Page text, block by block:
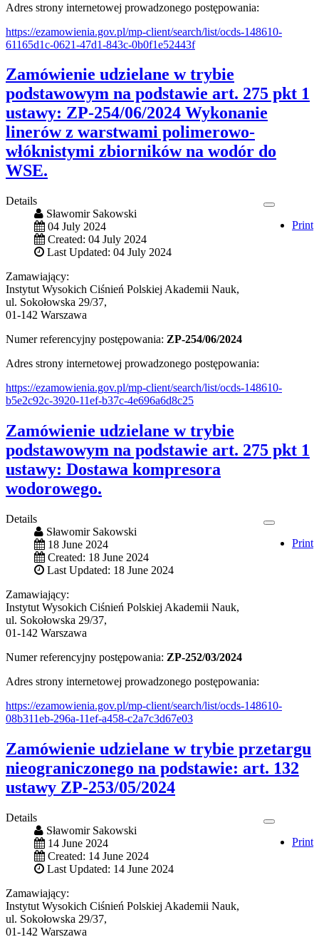
Adres strony internetowej prowadzonego postępowania:
https://ezamowienia.gov.pl/mp-client/search/list/ocds-148610-
61165d1c-0621-47d1-843c-0b0f1e52443f
Zamówienie udzielane w trybie
podstawowym na podstawie art. 275 pkt 1
ustawy: ZP-254/06/2024 Wykonanie
linerów z warstwami polimerowo-
włóknistymi zbiorników na wodór do
WSE.
Print
Details
Sławomir Sakowski
04 July 2024
Created: 04 July 2024
Last Updated: 04 July 2024
Zamawiający:
Instytut Wysokich Ciśnień Polskiej Akademii Nauk,
ul. Sokołowska 29/37,
01-142 Warszawa
Numer referencyjny postępowania: ZP-254/06/2024
Adres strony internetowej prowadzonego postępowania:
https://ezamowienia.gov.pl/mp-client/search/list/ocds-148610-
b5e2c92c-3920-11ef-b37c-4e696a6d8c25
Zamówienie udzielane w trybie
podstawowym na podstawie art. 275 pkt 1
ustawy: Dostawa kompresora
wodorowego.
Print
Details
Sławomir Sakowski
18 June 2024
Created: 18 June 2024
Last Updated: 18 June 2024
Zamawiający:
Instytut Wysokich Ciśnień Polskiej Akademii Nauk,
ul. Sokołowska 29/37,
01-142 Warszawa
Numer referencyjny postępowania: ZP-252/03/2024
Adres strony internetowej prowadzonego postępowania:
https://ezamowienia.gov.pl/mp-client/search/list/ocds-148610-
08b311eb-296a-11ef-a458-c2a7c3d67e03
Zamówienie udzielane w trybie przetargu
nieograniczonego na podstawie: art. 132
ustawy ZP-253/05/2024
Print
Details
Sławomir Sakowski
14 June 2024
Created: 14 June 2024
Last Updated: 14 June 2024
Zamawiający:
Instytut Wysokich Ciśnień Polskiej Akademii Nauk,
ul. Sokołowska 29/37,
01-142 Warszawa